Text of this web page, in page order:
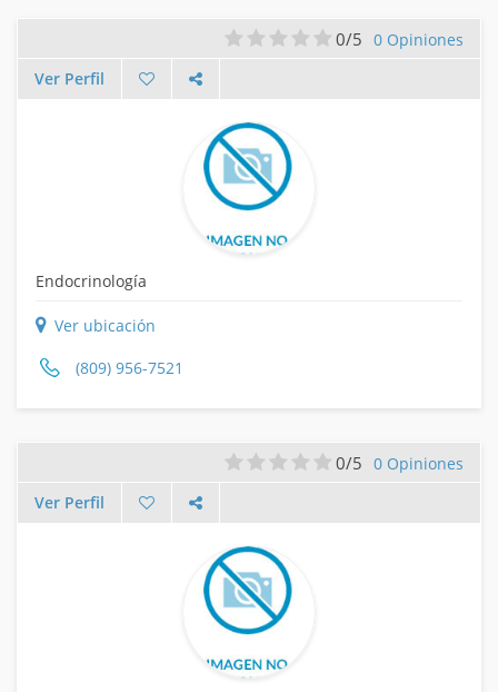
0/5 0 Opiniones
Ver Perfil
Endocrinología
Ver ubicación
(809) 956-7521
0/5 0 Opiniones
Ver Perfil